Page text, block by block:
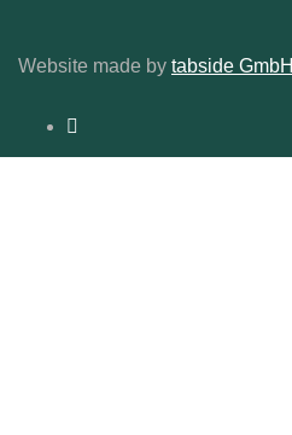
Website made by tabside GmbH